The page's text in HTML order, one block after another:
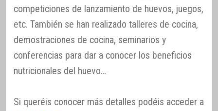
competiciones de lanzamiento de huevos, juegos,
etc. También se han realizado talleres de cocina,
demostraciones de cocina, seminarios y
conferencias para dar a conocer los beneficios
nutricionales del huevo…
Si queréis conocer más detalles podéis acceder a